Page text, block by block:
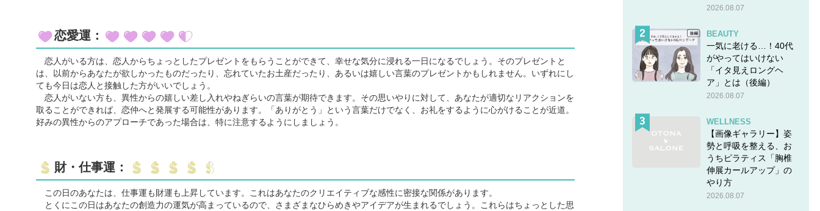
恋愛運：
恋人がいる方は、恋人からちょっとしたプレゼントをもらうことができて、幸せな気分に浸れる一日になるでしょう。そのプレゼントと
は、以前からあなたが欲しかったものだったり、忘れていたお土産だったり、あるいは嬉しい言葉のプレゼントかもしれません。いずれにし
ても今日は恋人と接触した方がいいでしょう。
恋人がいない方も、異性からの嬉しい差し入れやねぎらいの言葉が期待できます。その思いやりに対して、あなたが適切なリアクションを
取ることができれば、恋仲へと発展する可能性があります。「ありがとう」という言葉だけでなく、お礼をするように心がけることが近道。
好みの異性からのアプローチであった場合は、特に注意するようにしましょう。
財・仕事運：
この日のあなたは、仕事運も財運も上昇しています。これはあなたのクリエイティブな感性に密接な関係があります。
とくにこの日はあなたの創造力の運気が高まっているので、さまざまなひらめきやアイデアが生まれるでしょう。これらはちょっとした思
2026.08.07
BEAUTY
一気に老ける…！40代
がやってはいけない
「イタ見えロングヘ
ア」とは（後編）
2026.08.07
WELLNESS
【画像ギャラリー】姿
勢と呼吸を整える、お
うちピラティス「胸椎
伸展カールアップ」の
やり方
2026.08.07